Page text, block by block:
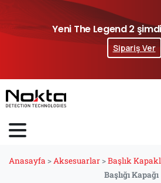
Yeni The Legend 2
Sipariş Ver
Anasayfa >Aksesuarlar >Başlık
Başlığı Kapağı